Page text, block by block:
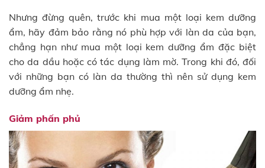
Nhưng đừng quên, trước khi mua một loại kem dưỡng
ẩm, hãy đảm bảo rằng nó phù hợp với làn da của bạn,
chẳng hạn như mua một loại kem dưỡng ẩm đặc biệt
cho da dầu hoặc có tác dụng làm mờ. Trong khi đó, đối
với những bạn có làn da thường thì nên sử dụng kem
dưỡng ẩm nhẹ.
Giảm phấn phủ